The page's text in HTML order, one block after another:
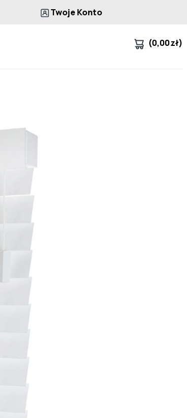
Twoje Konto
(0,00zł)